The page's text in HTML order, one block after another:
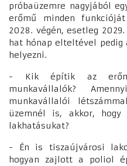
próbaüzemre nagyjából
erőmű minden
2028. végén, esetleg
hat hónap elteltével pedig
helyezni.
- Kik építik az
munkavállalók?
munkavállalói
üzemnél is, akkor,
lakhatásukat?
- Én is tiszaújvárosi
hogyan zajlott a poliol